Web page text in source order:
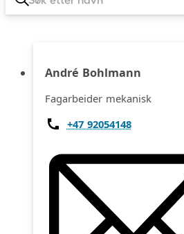
André Bohlmann
Fagarbeider mekanisk
+47 92054148